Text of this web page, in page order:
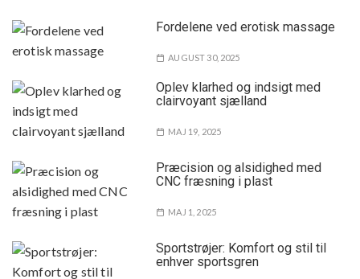
Fordelene ved erotisk massage
AUGUST 30, 2025
Oplev klarhed og indsigt med
clairvoyant sjælland
MAJ 19, 2025
Præcision og alsidighed med
CNC fræsning i plast
MAJ 1, 2025
Sportstrøjer: Komfort og stil til
enhver sportsgren